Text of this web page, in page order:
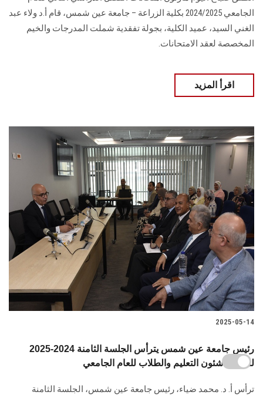
الجامعي 2024/2025 بكلية الزراعة – جامعة عين شمس، قام أ.د ولاء عبد
الغني السيد، عميد الكلية، بجولة تفقدية شملت المدرجات والخيم
المخصصة لعقد الامتحانات.
اقرأ المزيد
2025-05-14
2025-2024 رئيس جامعة عين شمس يترأس الجلسة الثامنة
لمجلس شئون التعليم والطلاب للعام الجامعي
ترأس أ. د. محمد ضياء، رئيس جامعة عين شمس، الجلسة الثامنة